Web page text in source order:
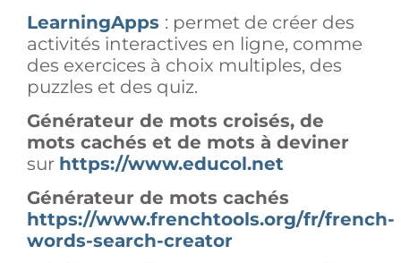
LearningApps : permet de créer des
activités interactives en ligne, comme
des exercices à choix multiples, des
puzzles et des quiz.
Générateur de mots croisés, de
mots cachés et de mots à deviner
sur https://www.educol.net
Générateur de mots cachés
https://www.frenchtools.org/fr/french-
words-search-creator